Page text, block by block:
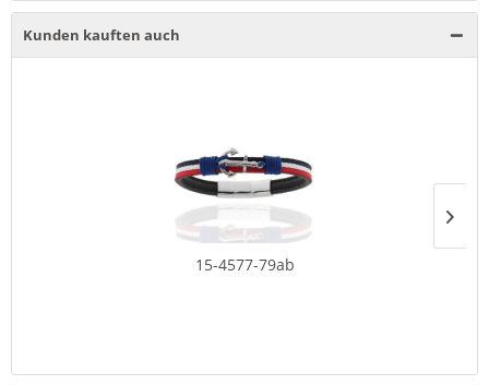
Kunden kauften auch
15-4577-79ab